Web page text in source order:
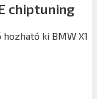
chiptuning
ki BMW X1